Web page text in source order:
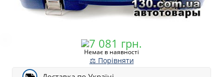
Немає в наявності
⚖ Порівняти